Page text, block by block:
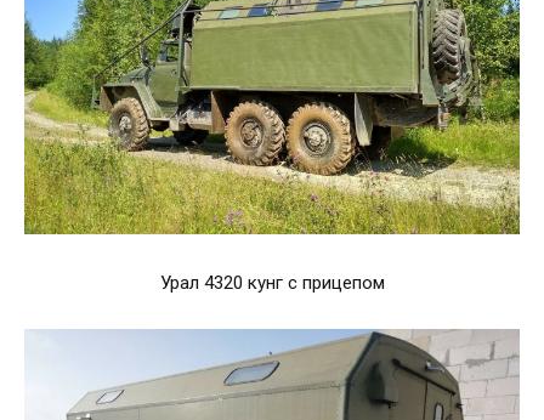
Урал 4320 кунг с прицепом